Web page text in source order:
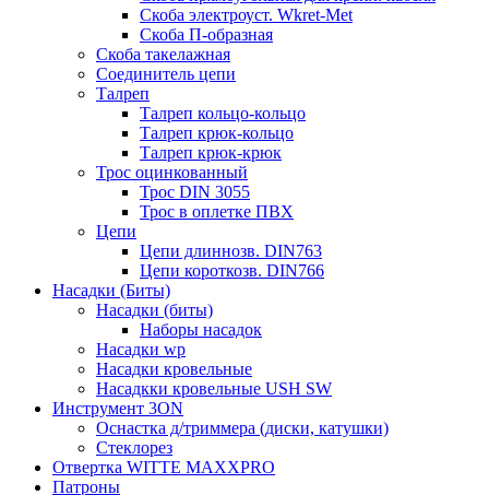
Скоба электроуст. Wkret-Met
Скоба П-образная
Скоба такелажная
Соединитель цепи
Талреп
Талреп кольцо-кольцо
Талреп крюк-кольцо
Талреп крюк-крюк
Трос оцинкованный
Трос DIN 3055
Трос в оплетке ПВХ
Цепи
Цепи длиннозв. DIN763
Цепи короткозв. DIN766
Насадки (Биты)
Насадки (биты)
Наборы насадок
Насадки wp
Насадки кровельные
Насадкки кровельные USH SW
Инструмент 3ON
Оснастка д/триммера (диски, катушки)
Стеклорез
Отвертка WITTE MAXXPRO
Патроны